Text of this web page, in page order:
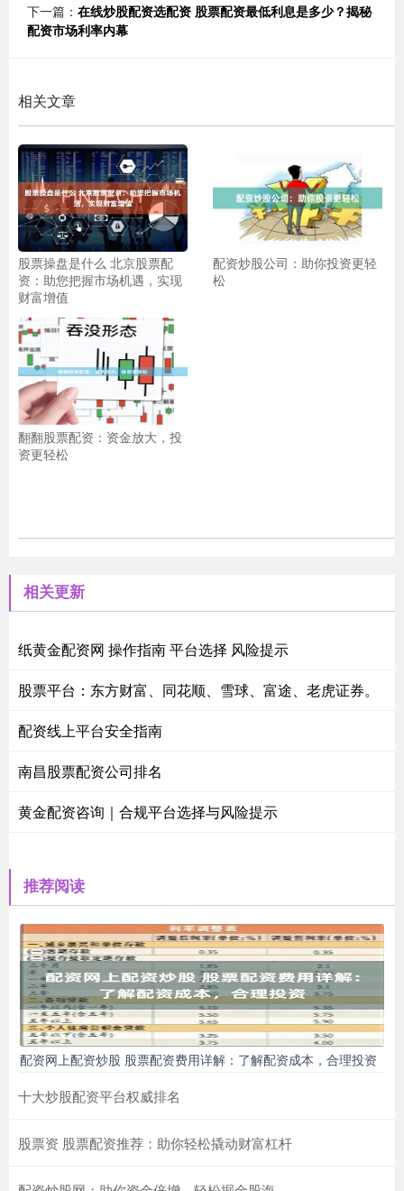
下一篇： 在线炒股配资选配资 股票配资最低利息是多少？揭秘
配资市场利率内幕
相关文章
股票操盘是什么 北京股票配
资：助您把握市场机遇，实现
财富增值
配资炒股公司：助你投资更轻
松
翻翻股票配资：资金放大，投
资更轻松
相关更新
纸黄金配资网 操作指南 平台选择 风险提示
股票平台：东方财富、同花顺、雪球、富途、老虎证券。
配资线上平台安全指南
南昌股票配资公司排名
黄金配资咨询｜合规平台选择与风险提示
推荐阅读
配资网上配资炒股 股票配资费用详解：了解配资成本，合理投资
十大炒股配资平台权威排名
股票资 股票配资推荐：助你轻松撬动财富杠杆